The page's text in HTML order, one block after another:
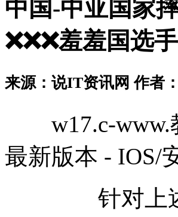
中国-中亚国家
❌❌❌羞羞国选
来源：说IT资讯网 作者
w17.c-www.教
最新版本 - IOS/
针对上述情